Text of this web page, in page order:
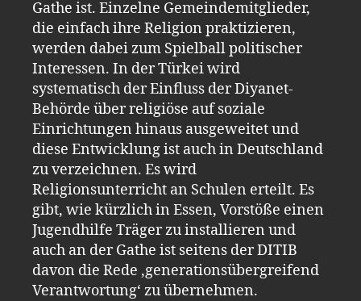
Gathe ist. Einzelne Gemeindemitglieder,
die einfach ihre Religion praktizieren,
werden dabei zum Spielball politischer
Interessen. In der Türkei wird
systematisch der Einfluss der Diyanet-
Behörde über religiöse auf soziale
Einrichtungen hinaus ausgeweitet und
diese Entwicklung ist auch in Deutschland
zu verzeichnen. Es wird
Religionsunterricht an Schulen erteilt. Es
gibt, wie kürzlich in Essen, Vorstöße einen
Jugendhilfe Träger zu installieren und
auch an der Gathe ist seitens der DITIB
davon die Rede ‚generationsübergreifend
Verantwortung‘ zu übernehmen.